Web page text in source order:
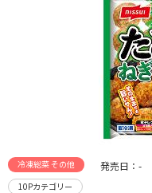
冷凍総菜 その他 発売日：-
10Pカテゴリー